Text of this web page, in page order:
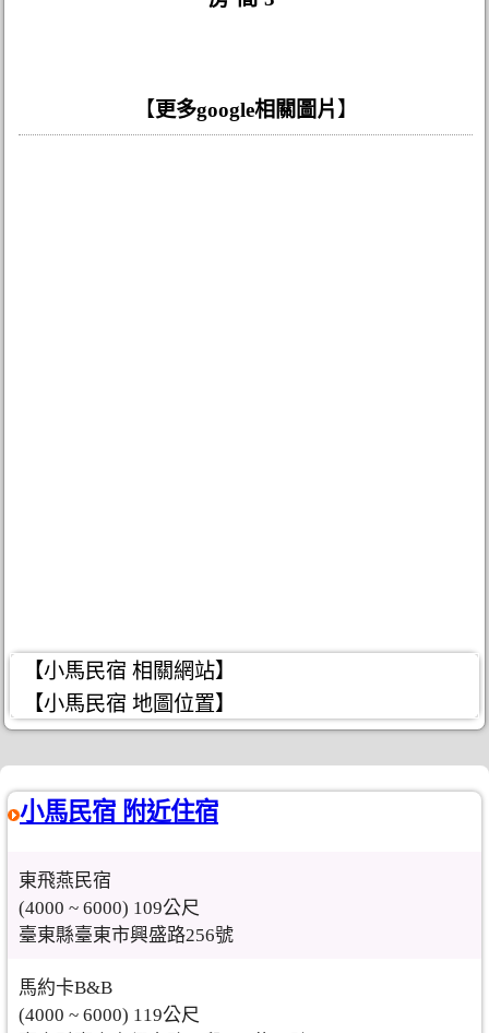
【 更多google相關圖片 】
【小馬民宿 相關網站】
【小馬民宿 地圖位置】
小馬民宿 附近住宿
東飛燕民宿
(4000 ~ 6000) 109公尺
臺東縣臺東市興盛路256號
馬約卡B&B
(4000 ~ 6000) 119公尺